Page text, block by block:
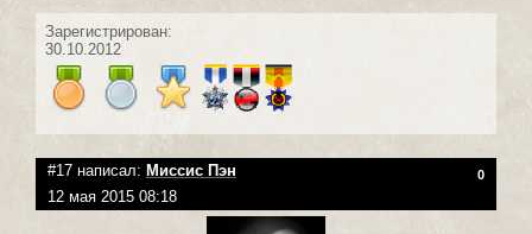
Зарегистрирован:
30.10.2012
#17 написал: Миссис Пэн 0
12 мая 2015 08:18